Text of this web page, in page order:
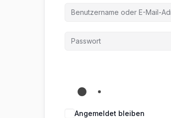
Angemeldet bleiben